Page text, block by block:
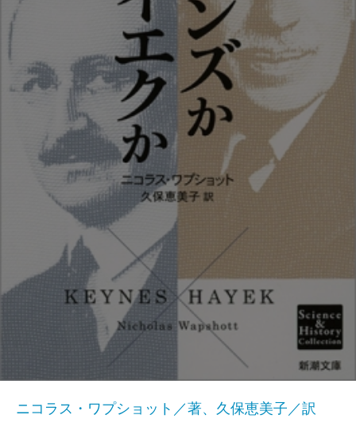
ニコラス・ワプショット／著、久保恵美子／訳